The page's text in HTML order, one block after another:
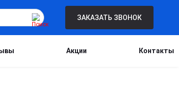
ЗАКАЗАТЬ ЗВОНОК
Акции Контакты